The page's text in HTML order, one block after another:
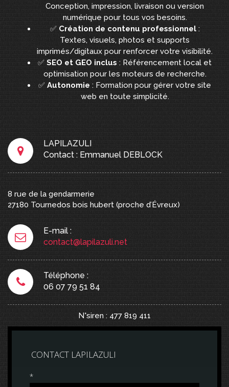
Conception, impression, livraison ou version
numérique pour tous vos besoins.
✅ Création de contenu professionnel:
Textes, visuels, photos et supports
imprimés/digitaux pour renforcer votre visibilité.
✅ SEO et GEO inclus : Référencement local et
optimisation pour les moteurs de recherche.
✅ Autonomie : Formation pour gérer votre site
web en toute simplicité.
LAPILAZULI
Contact : Emmanuel DEBLOCK
8 rue de la gendarmerie
27180 Tournedos bois hubert (proche d’Évreux)
E-mail :
contact@lapilazuli.net
Téléphone :
06 07 79 51 84
N°siren : 477 819 411